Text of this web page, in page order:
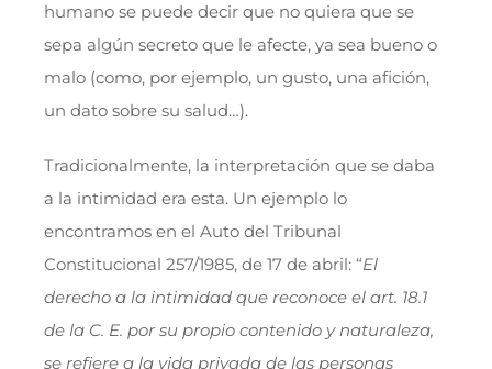
humano se puede decir que no quiera que se
sepa algún secreto que le afecte, ya sea bueno o
malo (como, por ejemplo, un gusto, una afición,
un dato sobre su salud…).
Tradicionalmente, la interpretación que se daba
a la intimidad era esta. Un ejemplo lo
encontramos en el Auto del Tribunal
Constitucional 257/1985, de 17 de abril: “El
derecho a la intimidad que reconoce el art. 18.1
de la C. E. por su propio contenido y naturaleza,
se refiere a la vida privada de las personas